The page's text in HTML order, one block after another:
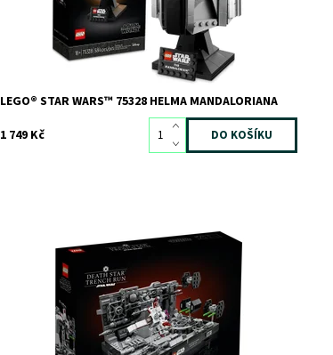
LEGO® STAR WARS™ 75328 HELMA MANDALORIANA
1 749 Kč
Připomeňte si klasickou momentku ze ságy Star Wars™
Dostupnost:
Skladem2
10743
LEGO